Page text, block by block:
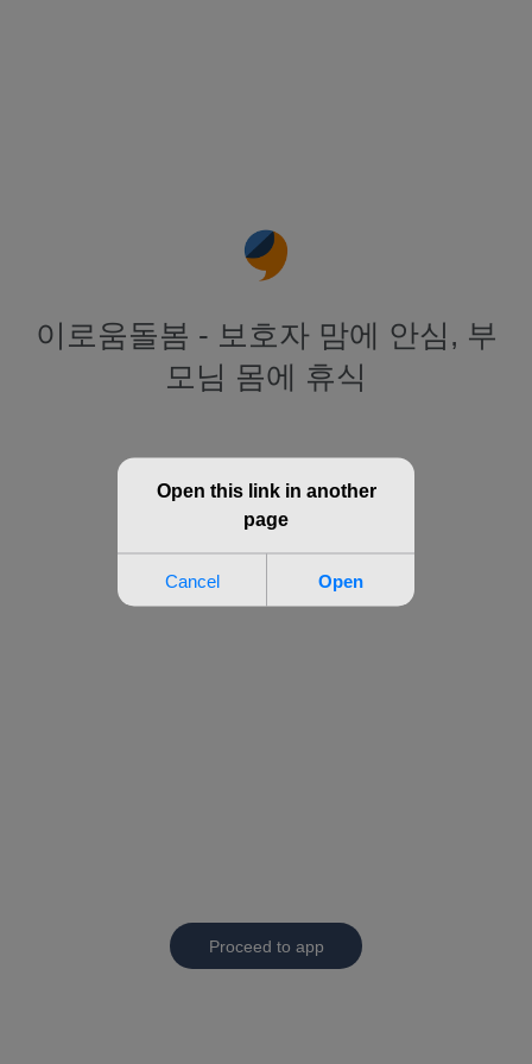
이로움돌봄 - 보호자 맘에 안심, 부
모님 몸에 휴식
Proceed to app